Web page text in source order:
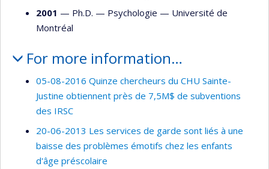
2001 — Ph.D. — Psychologie — Université de
Montréal
For more information…
05-08-2016 Quinze chercheurs du CHU Sainte-
Justine obtiennent près de 7,5M$ de subventions
des IRSC
20-06-2013 Les services de garde sont liés à une
baisse des problèmes émotifs chez les enfants
d'âge préscolaire